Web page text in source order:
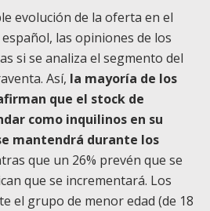
evolución de la oferta en el
las opiniones de los
si se analiza el segmento del
Así, la mayoría de los
que el stock de
como inquilinos en su
mantendrá durante los
que un 26% prevén que se
que se incrementará. Los
el grupo de menor edad (de 18